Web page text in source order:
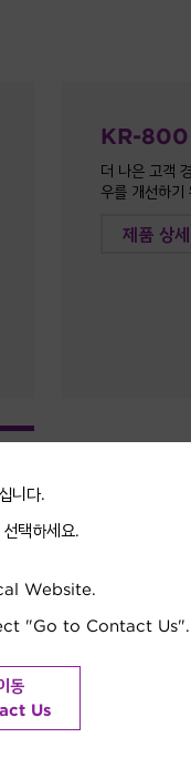
KR-
더 나은 고객
우를 개선하기
제품 상
니다.
택하세요.
Website.
"Go to Contact Us".
동
Us